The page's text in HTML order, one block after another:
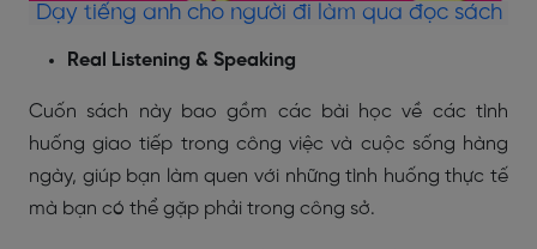
Dạy tiếng anh cho người đi làm qua đọc sách
Real Listening & Speaking
Cuốn sách này bao gồm các bài học về các tình
huống giao tiếp trong công việc và cuộc sống hàng
ngày, giúp bạn làm quen với những tình huống thực tế
mà bạn có thể gặp phải trong công sở.